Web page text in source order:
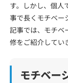
す。しかし、個人
事で長くモチベー
記事では、モチベ
修をご紹介してい
モチベー